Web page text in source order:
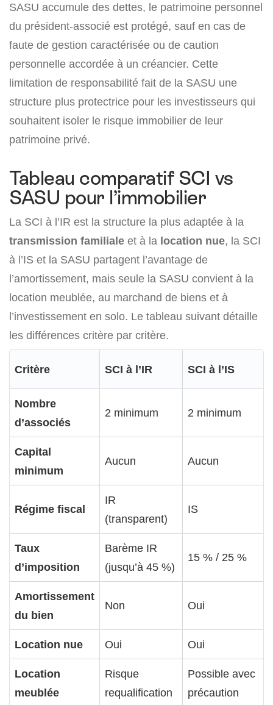
SASU accumule des dettes, le patrimoine personnel
du président-associé est protégé, sauf en cas de
faute de gestion caractérisée ou de caution
personnelle accordée à un créancier. Cette
limitation de responsabilité fait de la SASU une
structure plus protectrice pour les investisseurs qui
souhaitent isoler le risque immobilier de leur
patrimoine privé.
Tableau comparatif SCI vs
SASU pour l’immobilier
La SCI à l’IR est la structure la plus adaptée à la
transmission familiale et à la location nue, la SCI
à l’IS et la SASU partagent l’avantage de
l’amortissement, mais seule la SASU convient à la
location meublée, au marchand de biens et à
l’investissement en solo. Le tableau suivant détaille
les différences critère par critère.
Critère SCI à l’IR SCI à l’IS
Nombre
d’associés
2 minimum 2 minimum
Capital
minimum
Aucun Aucun
Régime fiscal
IR
(transparent)
IS
Taux
d’imposition
Barème IR
(jusqu’à 45 %)
15 % / 25 %
Amortissement
du bien
Non Oui
Location nue Oui Oui
Location
meublée
Risque
requalification
Possible avec
précaution